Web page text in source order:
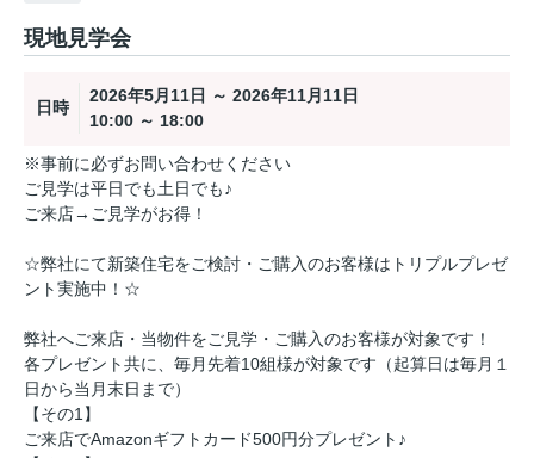
現地見学会
日時
2026年5月11日 ～ 2026年11月11日
10:00 ～ 18:00
※事前に必ずお問い合わせください
ご見学は平日でも土日でも♪
ご来店→ご見学がお得！
☆弊社にて新築住宅をご検討・ご購入のお客様はトリプルプレゼ
ント実施中！☆
弊社へご来店・当物件をご見学・ご購入のお客様が対象です！
各プレゼント共に、毎月先着10組様が対象です（起算日は毎月１
日から当月末日まで）
【その1】
ご来店でAmazonギフトカード500円分プレゼント♪